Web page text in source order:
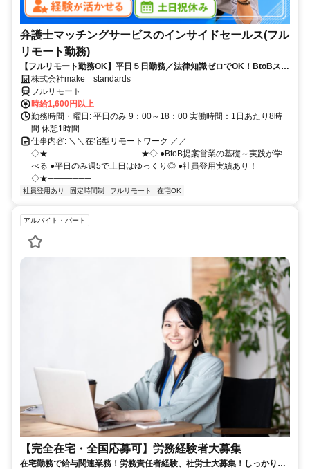
弁護士マッチングサービスのインサイドセールス(フル
リモート勤務)
【フルリモート勤務OK】平日５日勤務／法律知識ゼロでOK！BtoBスキ
ルが身につく営業職
株式会社make standards
フルリモート
時給1,600円以上
勤務時間・曜日: 平日のみ 9：00～18：00 実働時間：1日あたり8時
間 休憩1時間
仕事内容: ＼＼在宅型リモートワーク ／／
◇★───────────────★◇ ●BtoB提案営業の基礎～実践が学
べる ●平日のみ週5で土日はゆっくり◎ ●社員登用実績あり！
◇★───────...
社員登用あり 固定時間制 フルリモート 在宅OK
アルバイト・パート
【完全在宅・全国応募可】労務経験者大募集
在宅勤務で給与関連業務！労務責任者経験、社労士大募集！しっかり稼